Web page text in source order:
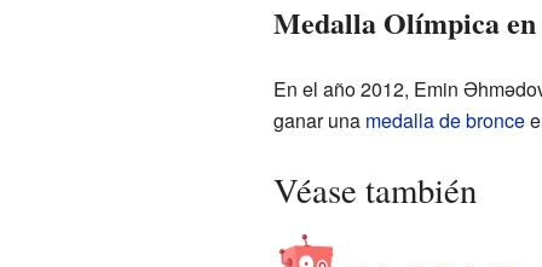
Medalla Olímpica en
En el año 2012, Emin
ganar una medalla de bronce
Véase también